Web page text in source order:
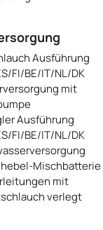
Ausführung
FI/BE/IT/NL/DK
mit
Ausführung
FI/BE/IT/NL/DK
Mischbatterie
mit
verlegt